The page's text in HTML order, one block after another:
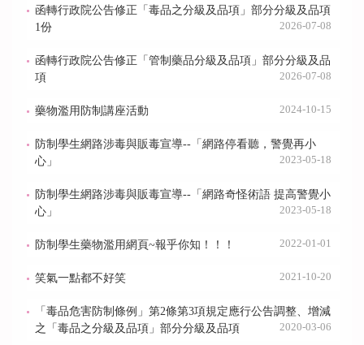
函轉行政院公告修正「毒品之分級及品項」部分分級及品項
1份
2026-07-08
函轉行政院公告修正「管制藥品分級及品項」部分分級及品
項
2026-07-08
藥物濫用防制講座活動 2024-10-15
防制學生網路涉毒與販毒宣導--「網路停看聽，警覺再小
心」
2023-05-18
防制學生網路涉毒與販毒宣導--「網路奇怪術語 提高警覺小
心」
2023-05-18
防制學生藥物濫用網頁~報乎你知！！！ 2022-01-01
笑氣一點都不好笑 2021-10-20
「毒品危害防制條例」第2條第3項規定應行公告調整、增減
之「毒品之分級及品項」部分分級及品項
2020-03-06